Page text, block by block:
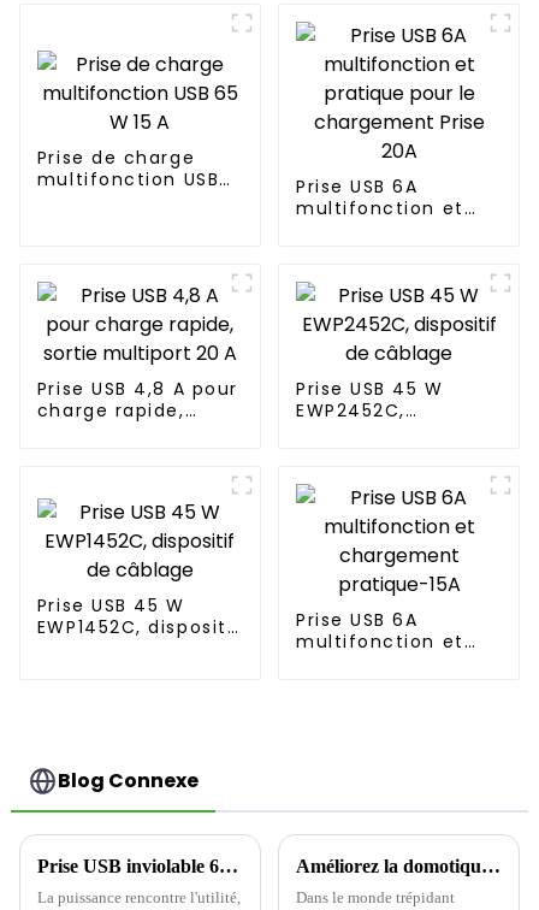
Prise de charge
multifonction USB
Prise USB 6A
multifonction et
Prise USB 4,8 A pour
charge rapide,
Prise USB 45 W
EWP2452C,
Prise USB 45 W
EWP1452C, dispositif
Prise USB 6A
multifonction et
Blog Connexe
Prise USB inviolable 65 W 20 A : la puissance rencontre l'utilité
La puissance rencontre l'utilité,
Améliorez la domotique avec des prises Wi-Fi intelligentes
Dans le monde trépidant